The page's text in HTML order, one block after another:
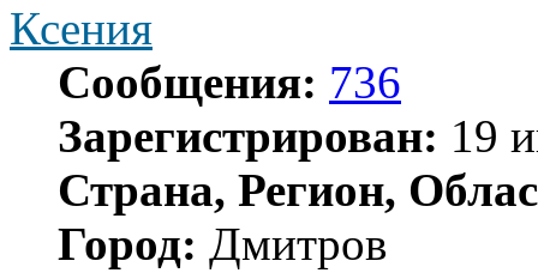
Ксения
Сообщения: 736
Зарегистрирован: 19
Страна, Регион,
Город: Дмитров